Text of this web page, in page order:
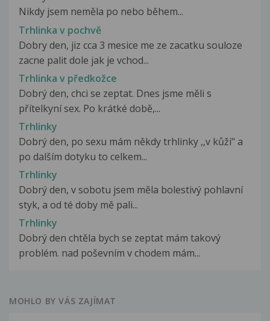
Nikdy jsem neměla po nebo během...
Trhlinka v pochvě
Dobry den, jiz cca 3 mesice me ze zacatku souloze
zacne palit dole jak je vchod...
Trhlinka v předkožce
Dobrý den, chci se zeptat. Dnes jsme měli s
přítelkyní sex. Po krátké době,...
Trhlinky
Dobrý den, po sexu mám někdy trhlinky ,,v kůži" a
po dalším dotyku to celkem...
Trhlinky
Dobrý den, v sobotu jsem měla bolestivý pohlavní
styk, a od té doby mě pali...
Trhlinky
Dobrý den chtěla bych se zeptat mám takový
problém. nad poševním v chodem mám...
MOHLO BY VÁS ZAJÍMAT